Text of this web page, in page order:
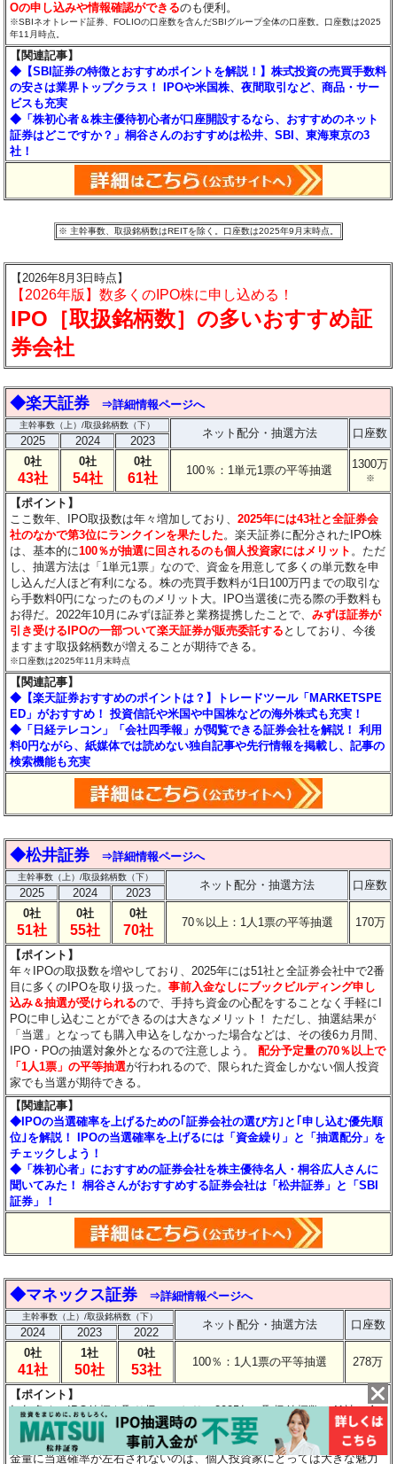
Oの申し込みや情報確認ができるのも便利。
※SBIネオトレード証券、FOLIOの口座数を含んだSBIグループ全体の口座数。口座数は2025
年11月時点。
【関連記事】
◆【SBI証券の特徴とおすすめポイントを解説！】株式投資の売買手数料
の安さは業界トップクラス！ IPOや米国株、夜間取引など、商品・サー
ビスも充実
◆「株初心者＆株主優待初心者が口座開設するなら、おすすめのネット
証券はどこですか？」桐谷さんのおすすめは松井、SBI、東海東京の3
社！
※ 主幹事数、取扱銘柄数はREITを除く。口座数は2025年9月末時点。
【2026年8月3日時点】
【2026年版】数多くのIPO株に申し込める！
IPO［取扱銘柄数］の多いおすすめ証
券会社
◆楽天証券 ⇒詳細情報ページへ
主幹事数（上）/取扱銘柄数（下）
ネット配分・抽選方法 口座数
2025 2024
2023
0社
43社
0社
54社
0社
61社
100％：1単元1票の平等抽選 1300万
※
【ポイント】
ここ数年、IPO取扱数は年々増加しており、2025年には43社と全証券会
社のなかで第3位にランクインを果たした。楽天証券に配分されたIPO株
は、基本的に100％が抽選に回されるのも個人投資家にはメリット 。ただ
し、抽選方法は「1単元1票」なので、資金を用意して多くの単元数を申
し込んだ人ほど有利になる。株の売買手数料が1日100万円までの取引な
ら手数料0円になったのものメリット大。IPO当選後に売る際の手数料も
お得だ。2022年10月にみずほ証券と業務提携したことで、みずほ証券が
引き受けるIPOの一部ついて楽天証券が販売委託する としており、今後
ますます取扱銘柄数が増えることが期待できる。
※口座数は2025年11月末時点
【関連記事】
◆【楽天証券おすすめのポイントは？】トレードツール「MARKETSPE
ED」がおすすめ！ 投資信託や米国や中国株などの海外株式も充実！
◆「日経テレコン」「会社四季報」が閲覧できる証券会社を解説！ 利用
料0円ながら、紙媒体では読めない独自記事や先行情報を掲載し、記事の
検索機能も充実
◆松井証券 ⇒詳細情報ページへ
主幹事数（上）/取扱銘柄数（下）
ネット配分・抽選方法 口座数
2025 2024
2023
0社
51社
0社
55社
0社
70社
70％以上：1人1票の平等抽選 170万
【ポイント】
年々IPOの取扱数を増やしており、2025年には51社と全証券会社中で2番
目に多くのIPOを取り扱った。事前入金なしにブックビルディング申し
込み＆抽選が受けられるので、手持ち資金の心配をすることなく手軽にI
POに申し込むことができるのは大きなメリット！
ただし、抽選結果が
「当選」となっても購入申込をしなかった場合などは、その後6カ月間、
IPO・POの抽選対象外となるので注意しよう。配分予定量の70％以上で
「1人1票」の平等抽選が行われるので、限られた資金しかない個人投資
家でも当選が期待できる。
【関連記事】
◆IPOの当選確率を上げるための｢証券会社の選び方｣と｢申し込む優先順
位｣を解説！ IPOの当選確率を上げるには「資金繰り」と「抽選配分」を
チェックしよう！
◆「株初心者」におすすめの証券会社を株主優待名人・桐谷広人さんに
聞いてみた！ 桐谷さんがおすすめする証券会社は「松井証券」と「SBI
証券」！
◆マネックス証券 ⇒詳細情報ページへ
主幹事数（上）/取扱銘柄数（下）
ネット配分・抽選方法 口座数
2024 2023
2022
0社
41社
1社
50社
0社
53社
100％：1人1票の平等抽選 278万
【ポイント】
毎年多くのIPO銘柄を取り扱っており、2025年の取扱銘柄数は41社と全
証券会社中で第5位にランクインした。マネックス証券に割り当てられた
IPO株は、100％すべてが1人1票の平等抽選で配分される。取引実績や資
金量に当選確率が左右されないのは、個人投資家にとっては大きな魅力